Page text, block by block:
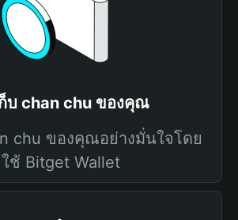
บ chan chu ของคุณ
chu ของคุณอย่างมั่นใจโดย
ใช้ Bitget Wallet